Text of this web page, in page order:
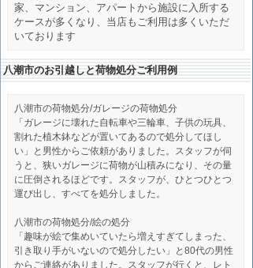
家、マンション、アパートから施設に入所する
ケースが多くなり、当店もご利用は多くいただ
いております
八潮市のお引越しと荷物処分ご利用例
八潮市の荷物処分/ガレージの荷物処分
「ガレージに壊れた自転車や三輪車、子供の玩具、
割れた植木鉢などが置いてあるので処分してほし
い」と男性からご依頼がありました。スタッフが伺
うと、狭いガレージに荷物が山積みになり、その量
に圧倒されるほどです。スタッフが、ひとつひとつ
運び出し、すべてを処分しました。
八潮市の荷物処分/絵の処分
「趣味が絵で集めいていたら増えすぎてしまった、
引き取り手がいないので処分したい」と80代の男性
からご連絡がありました。スタッフが行くと、レト